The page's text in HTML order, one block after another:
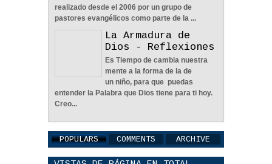
El Poder De Un Abrazo. -
Reflexión
2026 0
realizado desde el 2006 por un grupo de
pastores evangélicos como parte de la ...
La Armadura de
Dios - Reflexiones
Es Tiempo de cambia nuestra
mente a la forma de la de
un niño, para que puedas
entender la Palabra que Dios tiene para ti hoy.
Creo...
POPULARS COMMENTS ARCHIVE